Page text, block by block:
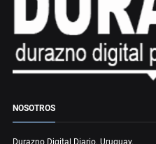
NOSOTROS
Durazno Digital Diario. Uruguay.